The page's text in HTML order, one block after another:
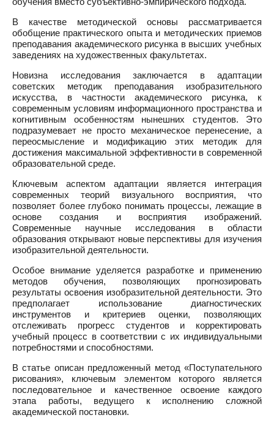
В качестве методической основы рассматривается
обобщение практического опыта и методических приемов
преподавания академического рисунка в высших учебных
заведениях на художественных факультетах.
Новизна исследования заключается в адаптации
советских методик преподавания изобразительного
искусства, в частности академического рисунка, к
современным условиям информационного пространства и
когнитивным особенностям нынешних студентов. Это
подразумевает не просто механическое перенесение, а
переосмысление и модификацию этих методик для
достижения максимальной эффективности в современной
образовательной среде.
Ключевым аспектом адаптации является интеграция
современных теорий визуального восприятия, что
позволяет более глубоко понимать процессы, лежащие в
основе создания и восприятия изображений.
Современные научные исследования в области
образования открывают новые перспективы для изучения
изобразительной деятельности.
Особое внимание уделяется разработке и применению
методов обучения, позволяющих прогнозировать
результаты освоения изобразительной деятельности. Это
предполагает использование диагностических
инструментов и критериев оценки, позволяющих
отслеживать прогресс студентов и корректировать
учебный процесс в соответствии с их индивидуальными
потребностями и способностями.
В статье описан предложенный метод «Поступательного
рисования», ключевым элементом которого является
последовательное и качественное освоение каждого
этапа работы, ведущего к исполнению сложной
академической постановки.